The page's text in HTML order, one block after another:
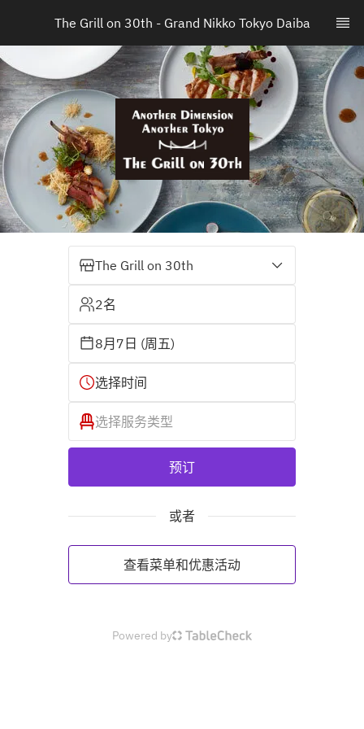
The Grill on 30th - Grand Nikko Tokyo Daiba
The Grill on 30th
2名
8月7日 (周五)
选择时间
选择服务类型
预订
或者
查看菜单和优惠活动
Powered by